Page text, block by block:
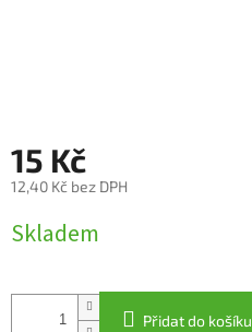
15 Kč
12,40 Kč bez DPH
cena:
Skladem
Přidat do košíku